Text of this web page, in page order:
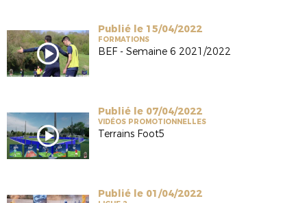
Publié le 15/04/2022
FORMATIONS
BEF - Semaine 6 2021/2022
Publié le 07/04/2022
VIDÉOS PROMOTIONNELLES
Terrains Foot5
Publié le 01/04/2022